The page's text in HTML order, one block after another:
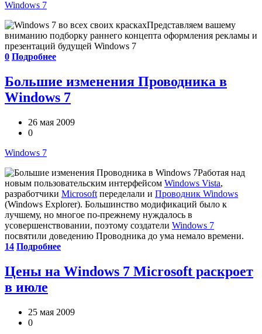
Windows 7
Представляем вашему
вниманию подборку раннего концепта оформления рекламы и
презентаций будущей Windows 7
0 Подробнее
Большие изменения Проводника в
Windows 7
26 мая 2009
0
Windows 7
Работая над
новым пользовательским интерфейсом Windows Vista,
разработчики Microsoft переделали и Проводник Windows
(Windows Explorer). Большинство модификаций было к
лучшему, но многое по-прежнему нуждалось в
усовершенствовании, поэтому создатели Windows 7
посвятили доведению Проводника до ума немало времени.
14 Подробнее
Цены на Windows 7 Microsoft раскроет
в июле
25 мая 2009
0